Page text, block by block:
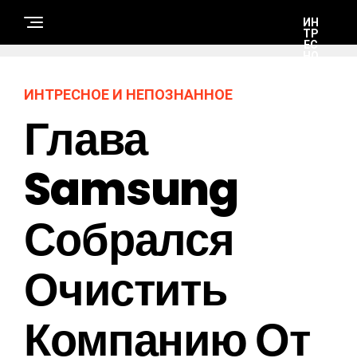
ИН
ТР
ЕС
ИНТРЕСНОЕ И НЕПОЗНАННОЕ
Глава
Samsung
Собрался
Очистить
Компанию От